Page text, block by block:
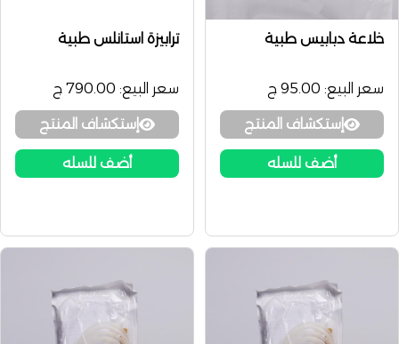
خلاعة دبابيس طبية
سعر البيع: 95.00 ج
إستكشاف المنتج
أضف للسله
ترابيزة استانلس طبية
سعر البيع: 790.00 ج
إستكشاف المنتج
أضف للسله